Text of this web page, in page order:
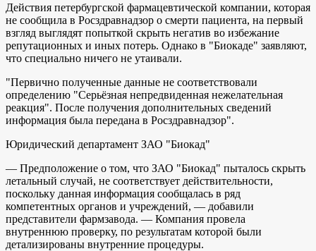
Действия петербургской фармацевтической компании, которая
не сообщила в Росздравнадзор о смерти пациента, на первый
взгляд выглядят попыткой скрыть негатив во избежание
репутационных и иных потерь. Однако в "Биокаде" заявляют,
что специально ничего не утаивали.
"Первично полученные данные не соответствовали
определению "Серьёзная непредвиденная нежелательная
реакция". После получения дополнительных сведений
информация была передана в Росздравнадзор".
Юридический департамент ЗАО "Биокад"
— Предположение о том, что ЗАО "Биокад" пыталось скрыть
летальный случай, не соответствует действительности,
поскольку данная информация сообщалась в ряд
компетентных органов и учреждений, — добавили
представители фармзавода. — Компания провела
внутреннюю проверку, по результатам которой были
детализированы внутренние процедуры.